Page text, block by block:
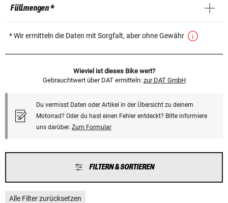
Füllmengen *
* Wir ermitteln die Daten mit Sorgfalt, aber ohne Gewähr
Wieviel ist dieses Bike wert?
Gebrauchtwert über DAT ermitteln: zur DAT GmbH
Du vermisst Daten oder Artikel in der Übersicht zu deinem
Motorrad? Oder du hast einen Fehler entdeckt? Bitte informiere
uns darüber. Zum Formular
FILTERN & SORTIEREN
Alle Filter zurücksetzen